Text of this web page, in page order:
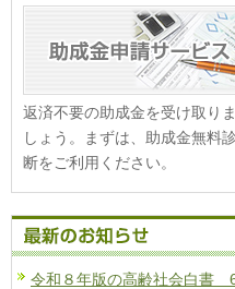
返済不要の助成金を受け取りま
しょう。まずは、助成金無料診
断をご利用ください。
令和８年版の高齢社会白書